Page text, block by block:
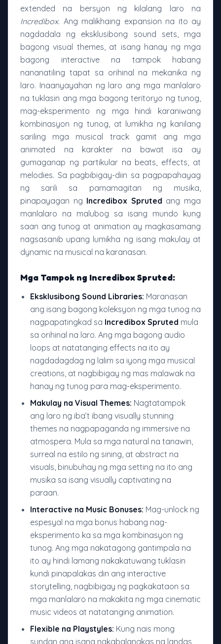
extended na bersyon ng kilalang laro na
Incredibox. Ang malikhaing expansion na ito ay
nagdadala ng eksklusibong sound sets, mga
bagong visual themes, at isang hanay ng mga
bagong interactive na tampok habang
nananatiling tapat sa orihinal na mekanika ng
laro. Inaanyayahan ng laro ang mga manlalaro
na tuklasin ang mga bagong teritoryo ng tunog,
mag-eksperimento ng mga hindi karaniwang
kombinasyon ng tunog, at lumikha ng kanilang
sariling mga musical track gamit ang mga
animated na karakter na bawat isa ay
gumaganap ng partikular na beats, effects, at
melodies. Sa pagbibigay-diin sa pagpapahayag
ng sarili sa pamamagitan ng musika,
pinapayagan ng Incredibox Spruted ang mga
manlalaro na malubog sa isang mundo kung
saan ang tunog at animation ay magkasamang
nagsasanib upang lumikha ng isang makulay at
dynamic na musical na karanasan.
Mga Tampok ng Incredibox Spruted:
Eksklusibong Sound Libraries: Maranasan
ang isang bagong koleksyon ng mga tunog na
nagpapatingkad sa Incredibox Spruted mula
sa orihinal na laro. Ang mga bagong audio
loops at natatanging effects na ito ay
nagdadagdag ng lalim sa iyong mga musical
creations, at nagbibigay ng mas malawak na
hanay ng tunog para mag-eksperimento.
Makulay na Visual Themes: Nagtatampok
ang laro ng iba’t ibang visually stunning
themes na nagpapaganda ng immersive na
atmospera. Mula sa mga natural na tanawin,
surreal na estilo ng sining, at abstract na
visuals, binubuhay ng mga setting na ito ang
musika sa isang visually captivating na
paraan.
Interactive na Music Bonuses: Mag-unlock ng
espesyal na mga bonus habang nag-
eksperimento ka sa mga kombinasyon ng
tunog. Ang mga nakatagong gantimpala na
ito ay hindi lamang nakakatuwang tuklasin
kundi pinapalakas din ang interactive
storytelling, nagbibigay ng pagkakataon sa
mga manlalaro na makakita ng mga cinematic
music videos at natatanging animation.
Flexible na Playstyles: Kung nais mong
sundan ang isang nakabalangkas na landas